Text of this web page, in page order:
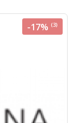
-17% (3)